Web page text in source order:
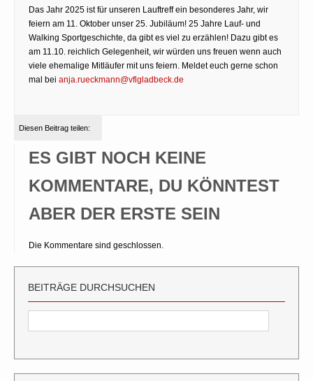
Das Jahr 2025 ist für unseren Lauftreff ein besonderes Jahr, wir
feiern am 11. Oktober unser 25. Jubiläum! 25 Jahre Lauf- und
Walking Sportgeschichte, da gibt es viel zu erzählen! Dazu gibt es
am 11.10. reichlich Gelegenheit, wir würden uns freuen wenn auch
viele ehemalige Mitläufer mit uns feiern. Meldet euch gerne schon
mal bei anja.rueckmann@vflgladbeck.de
Diesen Beitrag teilen:
ES GIBT NOCH KEINE
KOMMENTARE, DU KÖNNTEST
ABER DER ERSTE SEIN
Die Kommentare sind geschlossen.
BEITRÄGE DURCHSUCHEN